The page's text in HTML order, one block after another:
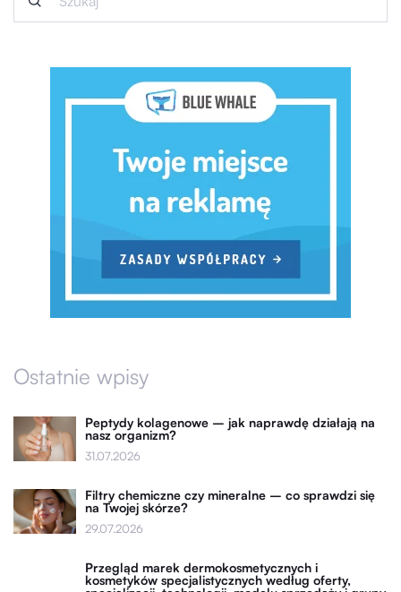
Ostatnie wpisy
Peptydy kolagenowe – jak naprawdę działają na
nasz organizm?
31.07.2026
Filtry chemiczne czy mineralne – co sprawdzi się
na Twojej skórze?
29.07.2026
Przegląd marek dermokosmetycznych i
kosmetyków specjalistycznych według oferty,